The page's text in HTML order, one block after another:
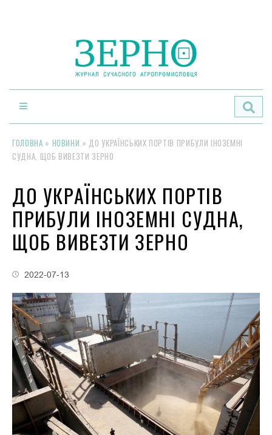
ГОЛОВНА » НОВИНИ » ДО УКРАЇНСЬКИХ ПОРТІВ ПРИБУЛИ ІНОЗЕМНІ
СУДНА, ЩОБ ВИВЕЗТИ ЗЕРНО
ДО УКРАЇНСЬКИХ ПОРТІВ
ПРИБУЛИ ІНОЗЕМНІ СУДНА,
ЩОБ ВИВЕЗТИ ЗЕРНО
2022-07-13